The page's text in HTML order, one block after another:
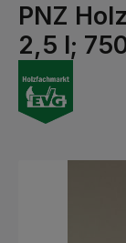
PNZ
2,5 l;
Bildergalerie